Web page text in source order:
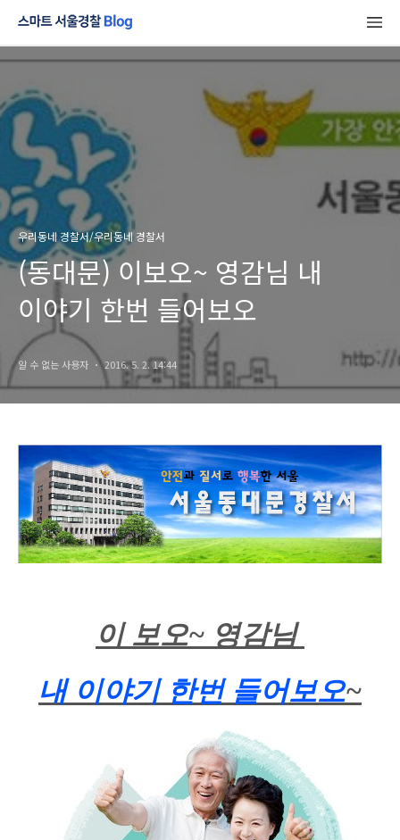
우리동네 경찰서/우리동네 경찰서
(동대문) 이보오~ 영감님 내
이야기 한번 들어보오
알 수 없는 사용자 2016. 5. 2. 14:44
이 보오~ 영감님
내 이야기 한번 들어보오~